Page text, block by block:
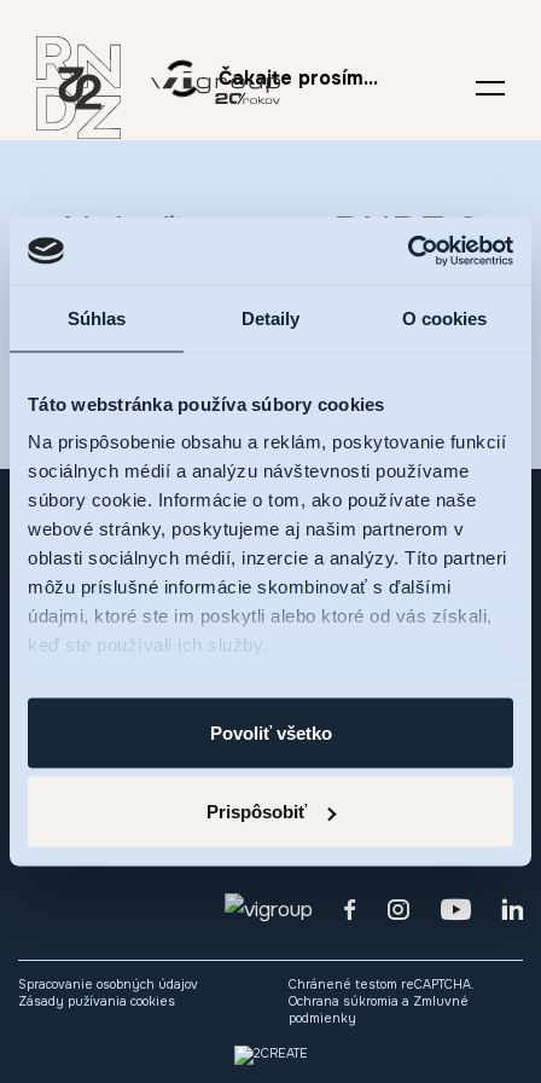
Súhlas Detaily O cookies
Táto webstránka používa súbory cookies
Na prispôsobenie obsahu a reklám, poskytovanie funkcií
sociálnych médií a analýzu návštevnosti používame
súbory cookie. Informácie o tom, ako používate naše
webové stránky, poskytujeme aj našim partnerom v
oblasti sociálnych médií, inzercie a analýzy. Títo partneri
môžu príslušné informácie skombinovať s ďalšími
údajmi, ktoré ste im poskytli alebo ktoré od vás získali,
keď ste používali ich služby.
Povoliť všetko
Prispôsobiť
Čakajte prosím...
Nalaďte sa na RNDZ 2
váš e-mail
Sme tu pre vás,
pýtajte sa
stretnutie.
Spracovanie osobných údajov
Zásady pužívania cookies
Chránené testom reCAPTCHA.
Ochrana súkromia a Zmluvné
podmienky